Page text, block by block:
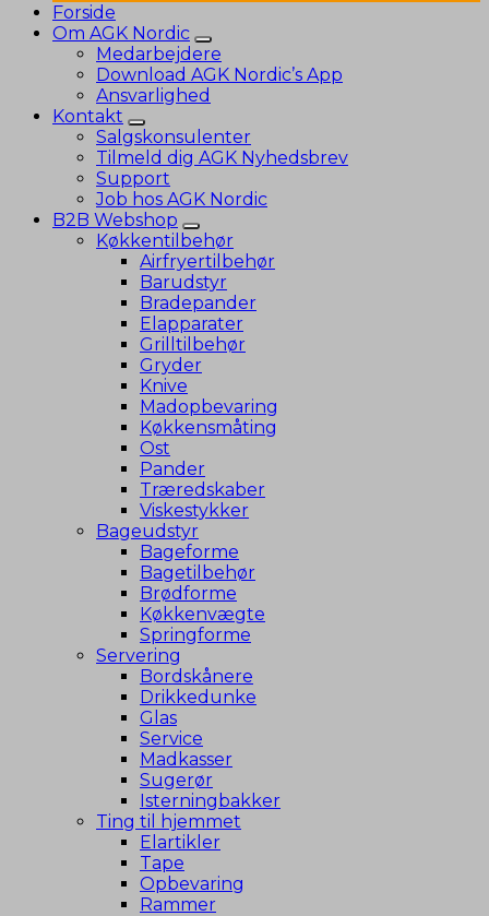
Forside
Om AGK Nordic
Medarbejdere
Download AGK Nordic’s App
Ansvarlighed
Kontakt
Salgskonsulenter
Tilmeld dig AGK Nyhedsbrev
Support
Job hos AGK Nordic
B2B Webshop
Køkkentilbehør
Airfryertilbehør
Barudstyr
Bradepander
Elapparater
Grilltilbehør
Gryder
Knive
Madopbevaring
Køkkensmåting
Ost
Pander
Træredskaber
Viskestykker
Bageudstyr
Bageforme
Bagetilbehør
Brødforme
Køkkenvægte
Springforme
Servering
Bordskånere
Drikkedunke
Glas
Service
Madkasser
Sugerør
Isterningbakker
Ting til hjemmet
Elartikler
Tape
Opbevaring
Rammer